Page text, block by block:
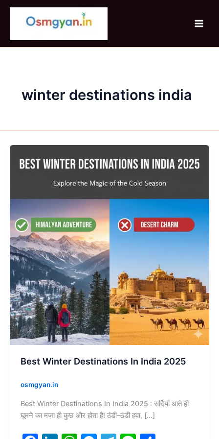
Skip
winter destinations india
Best Winter Destinations In India 2025
osmgyan.in
Best Winter Destinations In India 2025 : सर्दियाँ आते ही
घूमने का मज़ा ही कुछ और होता है! ठंडी–ठंडी हवा, […]
Winter
India